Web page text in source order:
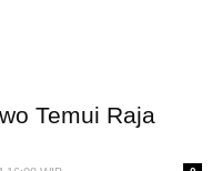
Temui Raja